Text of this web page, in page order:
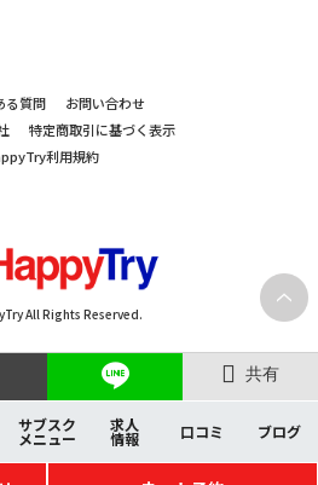
共有
サブスク
メニュー
求人
情報 口コミ ブログ
る質問
お問い合わせ
特定商取引に基づく表示
利用規約
All Rights Reserved.